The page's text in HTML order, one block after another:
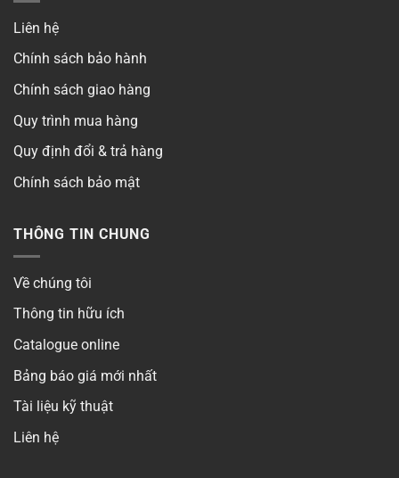
Liên hệ
Chính sách bảo hành
Chính sách giao hàng
Quy trình mua hàng
Quy định đổi & trả hàng
Chính sách bảo mật
THÔNG TIN CHUNG
Về chúng tôi
Thông tin hữu ích
Catalogue online
Bảng báo giá mới nhất
Tài liệu kỹ thuật
Liên hệ